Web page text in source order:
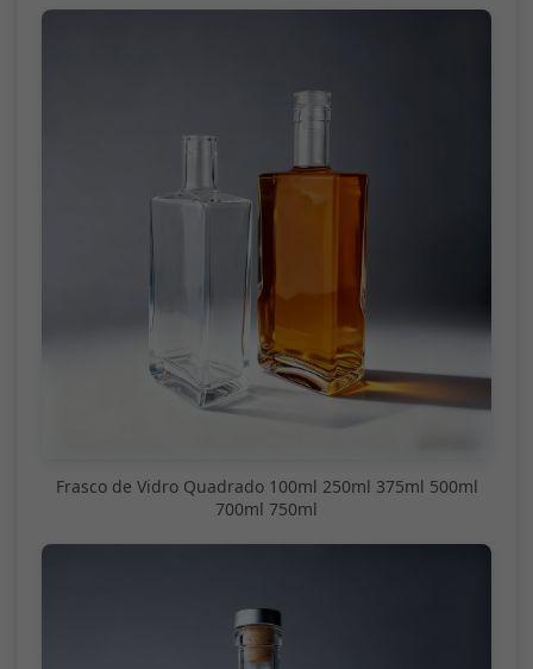
Frasco de Vidro Quadrado 100ml 250ml 375ml 500ml
700ml 750ml